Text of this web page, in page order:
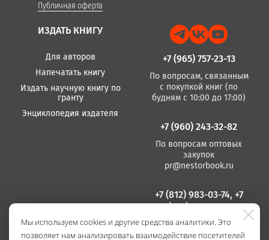
Публичная оферта
ИЗДАТЬ КНИГУ
Для авторов
Напечатать книгу
Издать научную книгу по
гранту
Энциклопедия издателя
+7 (965) 757-23-13
По вопросам, связанным
с покупкой книг (по
будням с 10:00 до 17:00)
+7 (960) 243-32-82
По вопросам оптовых
закупок
pr@nestorbook.ru
+7 (812) 983-03-74, +7
(812) 235 15 86
По вопросам издания
книг
Мы используем cookies и другие средства аналитики. Это
позволяет нам анализировать взаимодействие посетителей